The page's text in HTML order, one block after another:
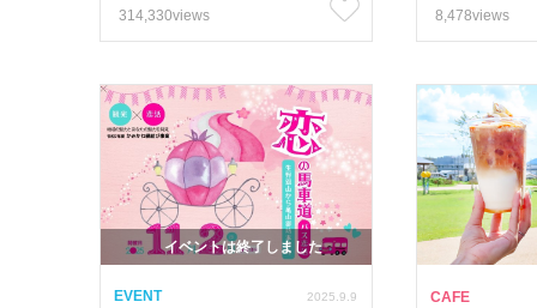
314,330views 8,478views
イベントは終了しました
EVENT 2025.9.9 CAFE